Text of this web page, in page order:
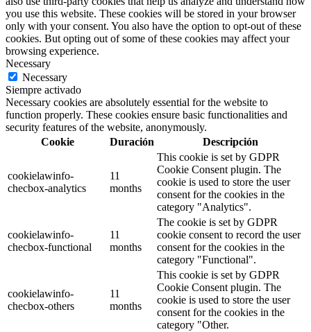
you use this website. These cookies will be stored in your browser
only with your consent. You also have the option to opt-out of these
cookies. But opting out of some of these cookies may affect your
browsing experience.
Necessary
Necessary
Siempre activado
Necessary cookies are absolutely essential for the website to
function properly. These cookies ensure basic functionalities and
security features of the website, anonymously.
Cookie
Duración Descripción
cookielawinfo-
checbox-analytics
11
months
This cookie is set by GDPR
Cookie Consent plugin. The
cookie is used to store the user
consent for the cookies in the
category "Analytics".
cookielawinfo-
checbox-functional
11
months
The cookie is set by GDPR
cookie consent to record the user
consent for the cookies in the
category "Functional".
cookielawinfo-
checbox-others
11
months
This cookie is set by GDPR
Cookie Consent plugin. The
cookie is used to store the user
consent for the cookies in the
category "Other.